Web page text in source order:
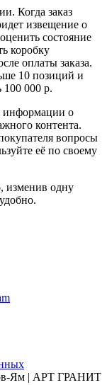
Когда заказ
извещение о
состояние
коробку
оплаты заказа.
10 позиций и
100 000 р.
информации о
контента.
вопросы
её по своему
изменив одну
Ям | АРТ ГРАНИТ